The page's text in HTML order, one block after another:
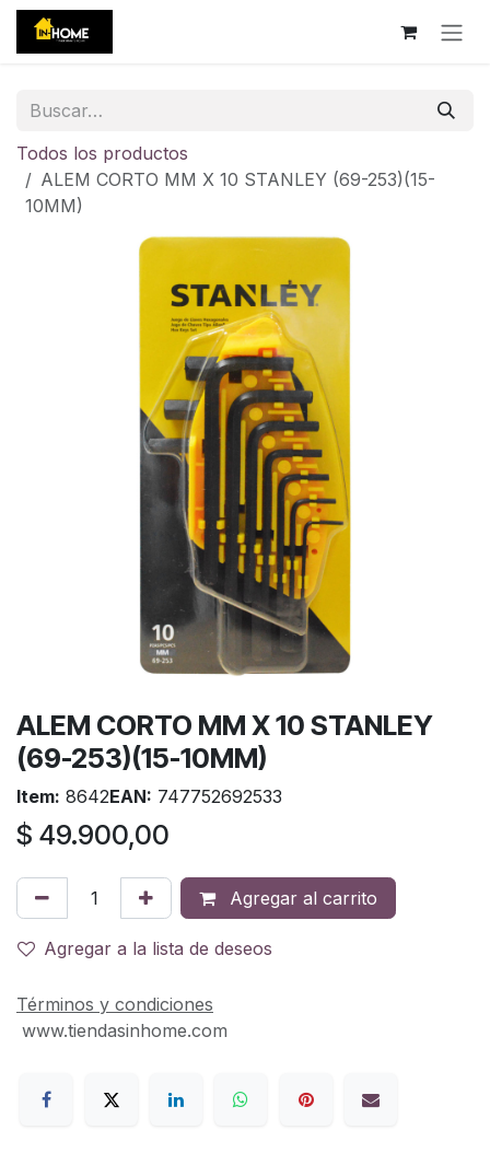
Ir al contenido
Todos los productos
ALEM CORTO MM X 10 STANLEY (69-253)(15-
10MM)
ALEM CORTO MM X 10 STANLEY
(69-253)(15-10MM)
Item: 8642EAN: 747752692533
$ 49.900,00
Agregar al carrito
Agregar a la lista de deseos
Términos y condiciones
www.tiendasinhome.com